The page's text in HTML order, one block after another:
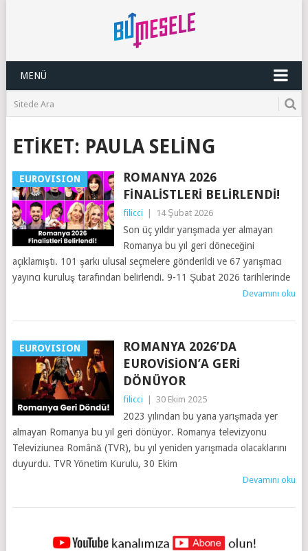
MENÜ
ETIKET: PAULA SELING
EUROVISION
ROMANYA 2026
FINALISTLERI BELIRLENDI!
filicci 14 Şubat 2026
Son üç yıldır yarışmada yer almayan
Romanya bu yıl geri döneceğini
açıklamıştı. 101 şarkı ulusal seçmelere gönderildi ve 67 yarışmacı
yayıncı kuruluş tarafından belirlendi. 9-11 Şubat 2026 tarihlerinde
Devamını oku
EUROVISION
ROMANYA 2026’DA
EUROVISION’A GERI
DÖNÜYOR
filicci 30 Ekim 2025
2023 yılından bu yana yarışmada yer
almayan Romanya bu yıl geri dönüyor. Romanya televizyonu
Televiziunea Română (TVR), bu yıl yeniden yarışmada olacaklarını
duyurdu. TVR Yönetim Kurulu, 30 Ekim
Devamını oku
YAZILAR